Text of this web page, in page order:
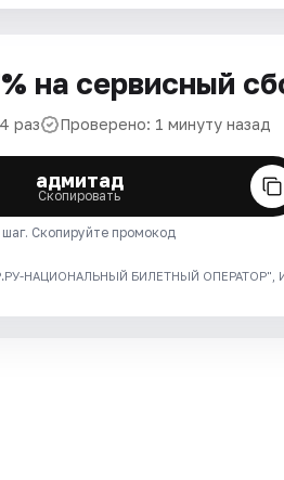
на сервисный
раз Проверено: 1 минуту назад
адмитад
Скопировать
шаг. Скопируйте промокод
НАЦИОНАЛЬНЫЙ БИЛЕТНЫЙ ОПЕРАТОР",